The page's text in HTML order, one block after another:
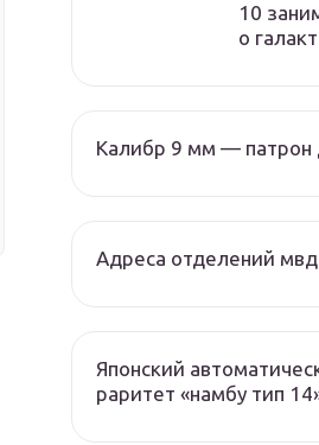
10
о
Калибр 9 мм — патрон
Адреса отделений
Японский
раритет «намбу тип